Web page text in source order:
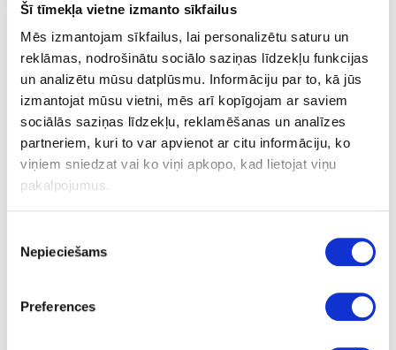
Šī tīmekļa vietne izmanto sīkfailus
Mēs izmantojam sīkfailus, lai personalizētu saturu un
reklāmas, nodrošinātu sociālo saziņas līdzekļu funkcijas
un analizētu mūsu datplūsmu. Informāciju par to, kā jūs
izmantojat mūsu vietni, mēs arī kopīgojam ar saviem
sociālās saziņas līdzekļu, reklamēšanas un analīzes
partneriem, kuri to var apvienot ar citu informāciju, ko
viņiem sniedzat vai ko viņi apkopo, kad lietojat viņu
pakalpojumus.
izvēle
Nepieciešams
Preferences
Hotmelt PUR adhesive in cartridge
JOWATHERM 607.40
Safety data sheet
Tehnical data sheet
Print